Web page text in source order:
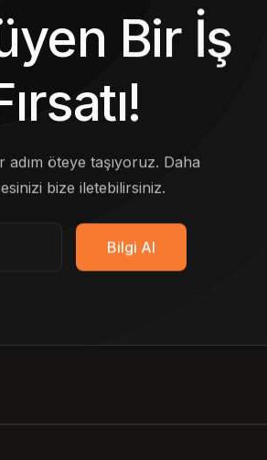
Bir İş
öteye taşıyoruz. Daha
bize iletebilirsiniz.
Bilgi Al